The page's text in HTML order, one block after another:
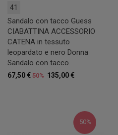
41
Sandalo con tacco Guess
CIABATTINA ACCESSORIO
CATENA in tessuto
leopardato e nero Donna
Sandalo con tacco
135,00 €
67,50 € 50%
50%